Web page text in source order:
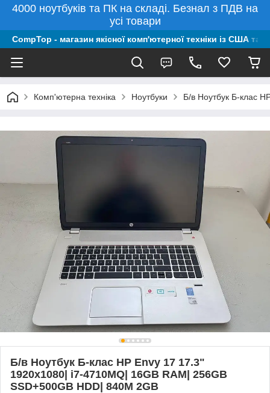
4000 ноутбуків та ПК на складі. Безнал з ПДВ на
усі товари
CompTop - магазин якісної комп'ютерної техніки із США та
Комп'ютерна техніка Ноутбуки Б/в Ноутбук Б-клас
Б/в Ноутбук Б-клас HP Envy 17 17.3"
1920x1080| i7-4710MQ| 16GB RAM| 256GB
SSD+500GB HDD| 840M 2GB